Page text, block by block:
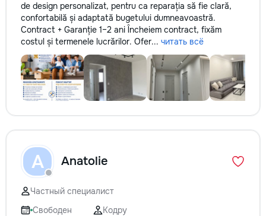
de design personalizat, pentru ca reparația să fie clară,
confortabilă și adaptată bugetului dumneavoastră.
Contract + Garanție 1–2 ani Încheiem contract, fixăm
costul și termenele lucrărilor. Ofer... читать всё
A Anatolie
Частный специалист
Свободен
Кодру